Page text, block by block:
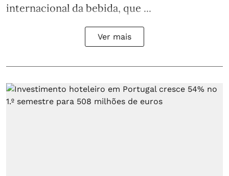
internacional da bebida, que ...
Ver mais